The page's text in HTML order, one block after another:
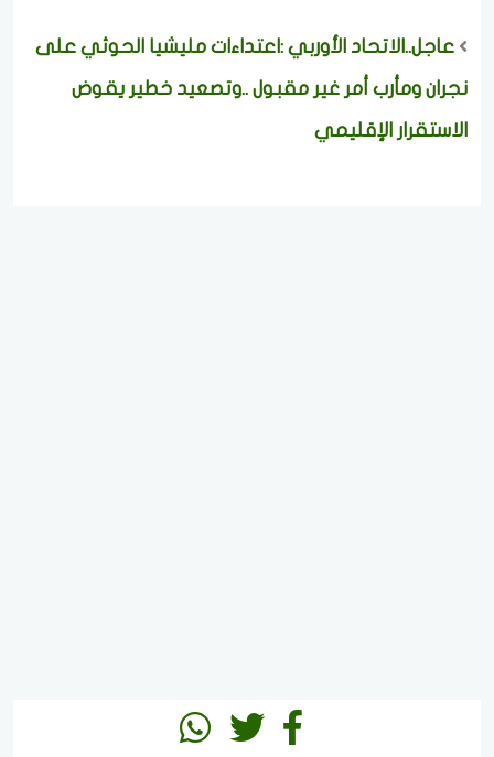
عاجل..الاتحاد الأوربي :اعتداءات مليشيا الحوثي على
نجران ومأرب أمر غير مقبول ..وتصعيد خطير يقوض
الاستقرار الإقليمي